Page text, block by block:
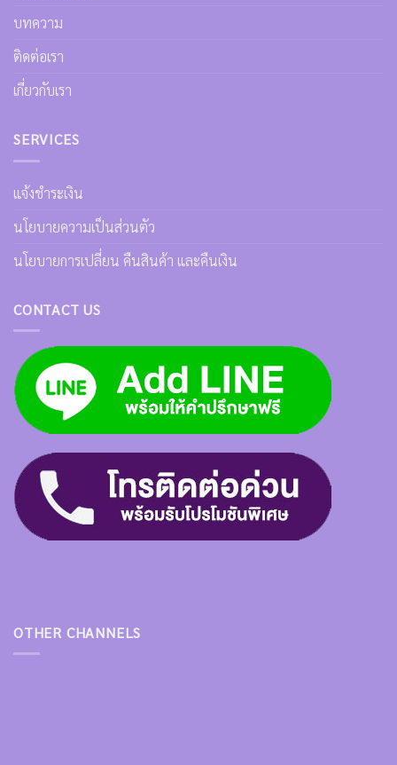
บทความ
ติดต่อเรา
เกี่ยวกับเรา
SERVICES
แจ้งชำระเงิน
นโยบายความเป็นส่วนตัว
นโยบายการเปลี่ยน คืนสินค้า และคืนเงิน
CONTACT US
OTHER CHANNELS